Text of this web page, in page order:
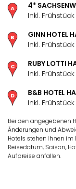
4*
Inkl. Frühstück
GINN HOTEL
Inkl. Frühstück
RUBY LOTTI
Inkl. Frühstück
B&B HOTEL
Inkl. Frühstück
Bei den angegebenen
Änderungen und
Hotels stehen Ihnen
Reisedatum, Saison,
Aufpreise anfallen.